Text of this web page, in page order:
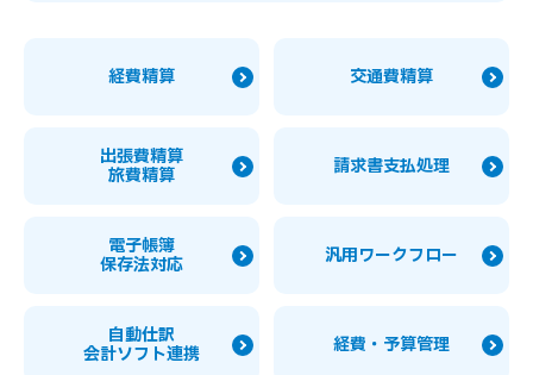
経費精算 交通費精算
出張費精算
旅費精算 請求書支払処理
電子帳簿
保存法対応 汎用ワークフロー
自動仕訳
会計ソフト連携 経費・予算管理